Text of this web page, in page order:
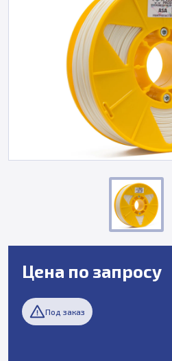
Цена по запросу
Под заказ